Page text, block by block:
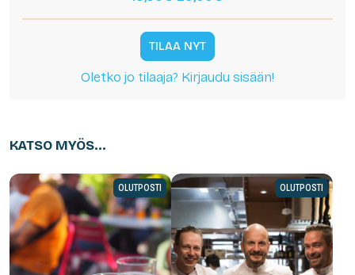
TILAA NYT
Oletko jo tilaaja? Kirjaudu sisään!
KATSO MYÖS...
OLUTPOSTI OLUTPOSTI